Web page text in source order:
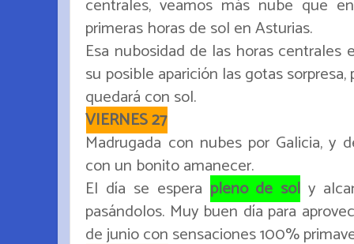
centrales, veamos más nube que
primeras horas de sol en Asturias.
Esa nubosidad de las horas centrales
su posible aparición las gotas
quedará con sol.
VIERNES 27
Madrugada con nubes por Galicia, y
con un bonito amanecer.
El día se espera pleno de sol y
pasándolos. Muy buen día para
de junio con sensaciones 100%